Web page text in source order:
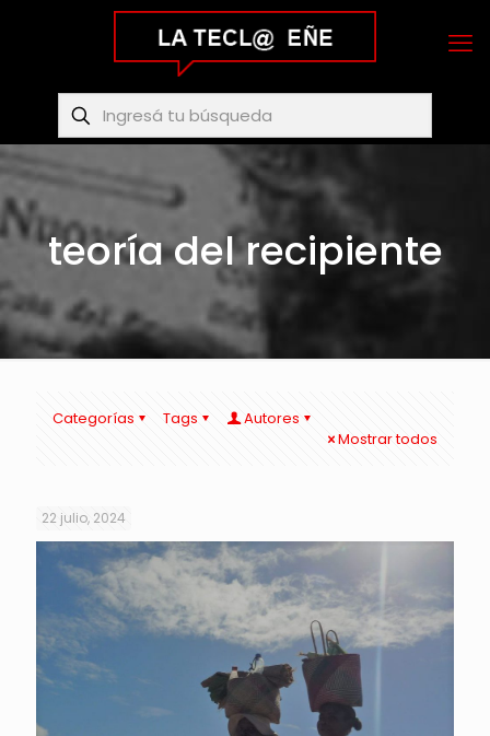
teoría del recipiente
Categorías Tags
Autores
Mostrar todos
22 julio, 2024